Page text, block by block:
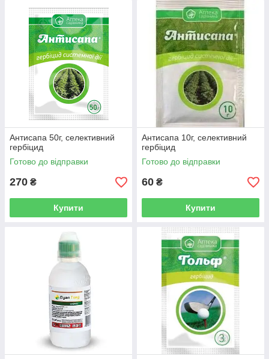
Антисапа 50г, селективний
гербіцид
Готово до відправки
270 ₴
Купити
Антисапа 10г, селективний
гербіцид
Готово до відправки
60 ₴
Купити